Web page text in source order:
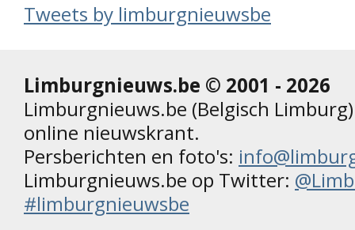
Tweets by limburgnieuwsbe
Limburgnieuws.be © 2001 - 2026
Limburgnieuws.be (Belgisch
online nieuwskrant.
Persberichten en foto's:
Limburgnieuws.be op Twitter:
#limburgnieuwsbe